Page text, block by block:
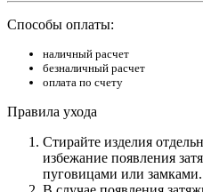
Способы оплаты:
наличный расчет
безналичный расчет
оплата по счету
Правила ухода
Стирайте изделия
избежание появления
пуговицами или замками.